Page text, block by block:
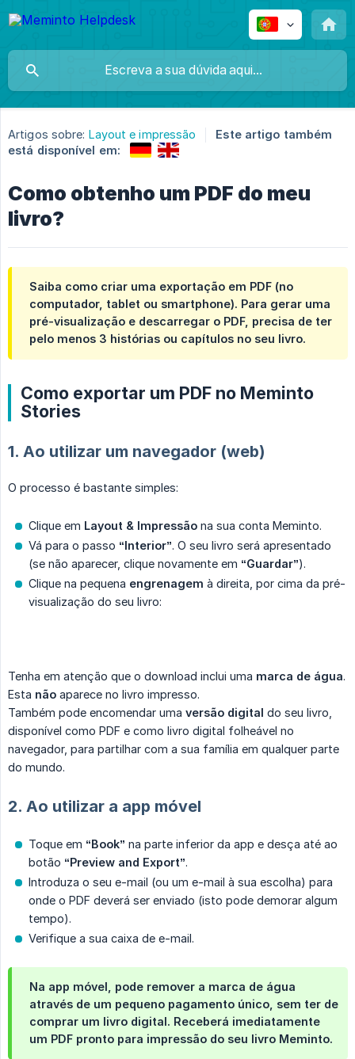
Artigos sobre: Layout e impressão
Este artigo também
está disponível em:
Como obtenho um PDF do meu
livro?
Saiba como criar uma exportação em PDF (no
computador, tablet ou smartphone). Para gerar uma
pré-visualização e descarregar o PDF, precisa de ter
pelo menos 3 histórias ou capítulos no seu livro.
Como exportar um PDF no Meminto
Stories
1. Ao utilizar um navegador (web)
O processo é bastante simples:
Clique em Layout & Impressão na sua conta Meminto.
Vá para o passo “Interior”. O seu livro será apresentado
(se não aparecer, clique novamente em “Guardar”).
Clique na pequena engrenagem à direita, por cima da pré-
visualização do seu livro:
Tenha em atenção que o download inclui uma marca de água.
Esta não aparece no livro impresso.
Também pode encomendar uma versão digital do seu livro,
disponível como PDF e como livro digital folheável no
navegador, para partilhar com a sua família em qualquer parte
do mundo.
2. Ao utilizar a app móvel
Toque em “Book” na parte inferior da app e desça até ao
botão “Preview and Export”.
Introduza o seu e-mail (ou um e-mail à sua escolha) para
onde o PDF deverá ser enviado (isto pode demorar algum
tempo).
Verifique a sua caixa de e-mail.
Na app móvel, pode remover a marca de água
através de um pequeno pagamento único, sem ter de
comprar um livro digital. Receberá imediatamente
um PDF pronto para impressão do seu livro Meminto.